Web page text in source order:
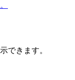
できます。